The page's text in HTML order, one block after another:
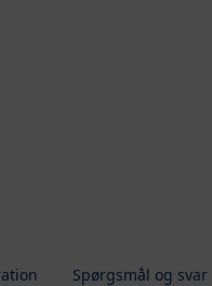
Spørgsmål og svar